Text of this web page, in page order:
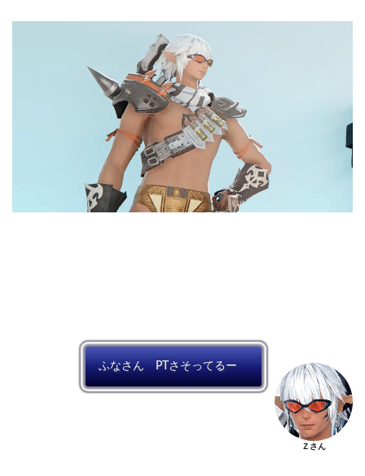
ふなさん PTさそってるー
Ｚさん